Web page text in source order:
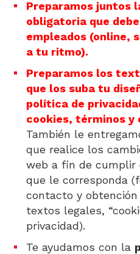
Preparamos juntos
obligatoria que
empleados (online,
a tu ritmo).
Preparamos los
que los suba tu
política de
cookies, términos y
También le
que realice los
web a fin de cumplir
que le corresponda
contacto y
textos legales,
privacidad).
Te ayudamos con la